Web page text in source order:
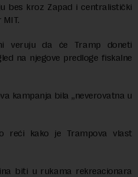
bes kroz Zapad i centralistički
veruju da će Tramp doneti
na njegove predloge fiskalne
kampanja bila „neverovatna u
reći kako je Trampova vlast
biti u rukama rekreacionara